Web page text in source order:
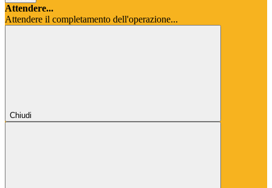
Attendere...
Attendere il completamento dell'operazione...
Chiudi